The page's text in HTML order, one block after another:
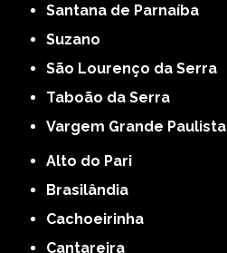
Santana de Parnaíba
Suzano
São Lourenço da Serra
Taboão da Serra
Vargem Grande Paulista
Alto do Pari
Brasilândia
Cachoeirinha
Cantareira